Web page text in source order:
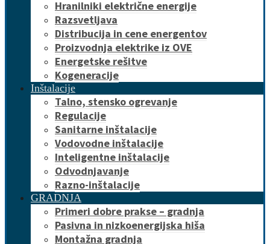
Hranilniki električne energije
Razsvetljava
Distribucija in cene energentov
Proizvodnja elektrike iz OVE
Energetske rešitve
Kogeneracije
Inštalacije
Talno, stensko ogrevanje
Regulacije
Sanitarne inštalacije
Vodovodne inštalacije
Inteligentne inštalacije
Odvodnjavanje
Razno-inštalacije
GRADNJA
Primeri dobre prakse – gradnja
Pasivna in nizkoenergijska hiša
Montažna gradnja